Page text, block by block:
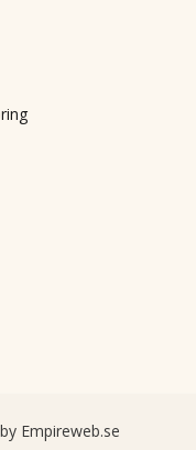
by Empireweb.se